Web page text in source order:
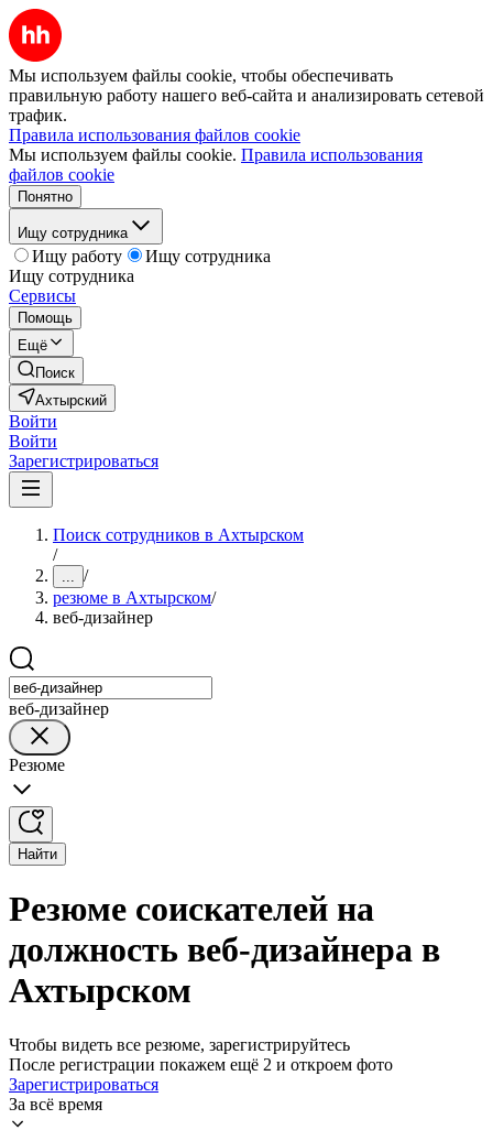
Мы используем файлы cookie, чтобы обеспечивать
правильную работу нашего веб-сайта и анализировать сетевой
трафик.
Правила использования файлов cookie
Мы используем файлы cookie. Правила использования
файлов cookie
Понятно
Ищу сотрудника
Ищу работу
Ищу сотрудника
Ищу сотрудника
Сервисы
Помощь
Ещё
Поиск
Ахтырский
Войти
Войти
Зарегистрироваться
Поиск сотрудников в Ахтырском
/
... /
резюме в Ахтырском/
веб-дизайнер
веб-дизайнер
Резюме
Найти
Резюме соискателей на
должность веб-дизайнера в
Ахтырском
Чтобы видеть все резюме, зарегистрируйтесь
После регистрации покажем ещё 2 и откроем фото
Зарегистрироваться
За всё время